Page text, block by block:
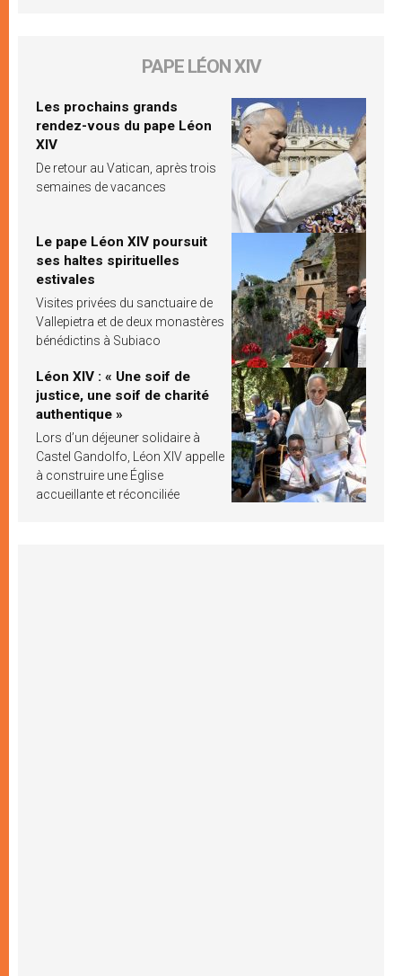
PAPE LÉON XIV
Les prochains grands
rendez-vous du pape Léon
XIV
De retour au Vatican, après trois
semaines de vacances
Le pape Léon XIV poursuit
ses haltes spirituelles
estivales
Visites privées du sanctuaire de
Vallepietra et de deux monastères
bénédictins à Subiaco
Léon XIV : « Une soif de
justice, une soif de charité
authentique »
Lors d’un déjeuner solidaire à
Castel Gandolfo, Léon XIV appelle
à construire une Église
accueillante et réconciliée